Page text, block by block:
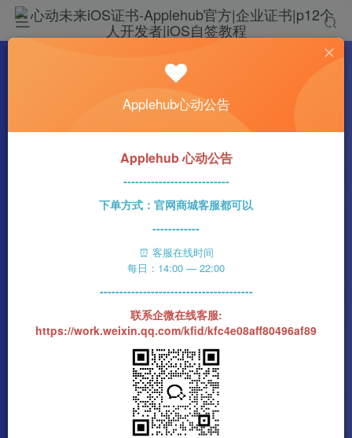
科技资讯
苹果发布 iOS 26 Beta 5：来看看有哪些调整
吧
2025-08-07 心动未来
Applehub心动公告
Applehub 心动公告
---------------------------
下单方式：官网商城客服都可以
------------
⏰ 客服在线时间
每日：14:00 — 22:00
---------------------------------------
联系企微在线客服:
https://work.weixin.qq.com/kfid/kfc4e08aff80496af89